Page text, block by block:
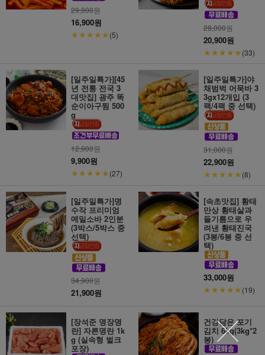
29,900원
16,900원
★★★★★(5)
28,000원
20,900원
★★★★★(33)
[일주일특가][45
년 전통 전국 3
대맛집] 광주 똑
순이아구찜 500
g
12,900원
9,900원
★★★★★(27)
[일주일특가]야
채범벅 어묵바 3
3gx12개입 (3
팩/4팩 중 선택)
31,000원
22,900원
★★★★★(8)
[일주일특가]명
수작 프리미엄
메밀소바 2인분
(3박스/5박스 중
선택)
34,900원
21,900원
[속초맛집] 황태
만상 황태살과
들기름으로 우
려낸 황태진국
(3봉/6봉 중 선
택)
33,000원
★★★★★(19)
[장석준 명장명
란] 자른명란 1k
g (실속형 벌크
포장)
건강담은 포기
김치 6kg(3kg*2
봉)